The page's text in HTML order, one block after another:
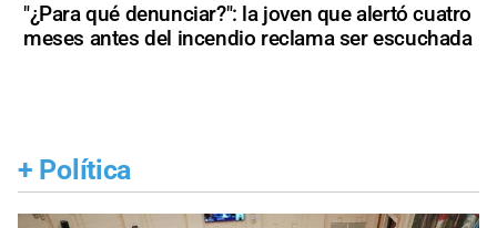
"¿Para qué denunciar?": la joven que alertó cuatro
meses antes del incendio reclama ser escuchada
+ Política